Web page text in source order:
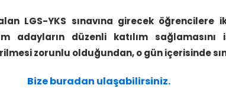
LGS-YKS sınavına girecek öğrencilere
adayların düzenli katılım sağlamasını
zorunlu olduğundan, o gün içerisinde
Bize buradan ulaşabilirsiniz.